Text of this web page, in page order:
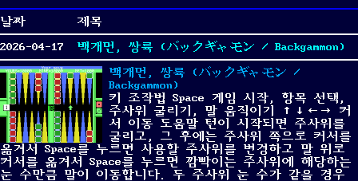
날짜
제목
2026-04-17
백개먼, 쌍륙 (バックギャモン / Backgammon)
백개먼, 쌍륙 (バックギャモン /
Backgammon)
키 조작법 Space 게임 시작, 항목 선택,
주사위 굴리기, 말 움직이기 ↑↓←→ 커
서 이동 도움말 턴이 시작되면 주사위를
굴리고, 그 후에는 주사위 쪽으로 커서를
옮겨서 Space를 누르면 사용할 주사위를 변경하고 말 위로
커서를 옮겨서 Space를 누르면 깜빡이는 주사위에 해당하는
눈 수만큼 말이 이동합니다. 두 주사위 눈 수가 같을 경우